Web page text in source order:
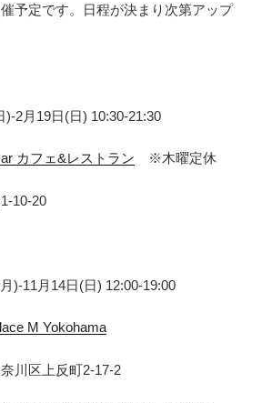
予定です。日程が決まり次第アップ
月19日(日) 10:30-21:30
カフェ&レストラン ※木曜定休
10-20
)‐11月14日(日) 12:00-19:00
M Yokohama
川区上反町2-17-2